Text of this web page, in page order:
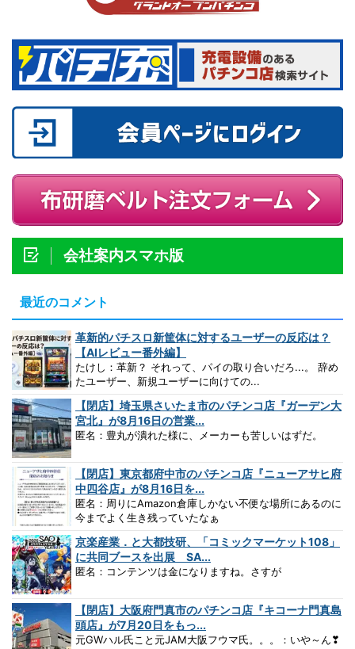
会社案内スマホ版
最近のコメント
革新的パチスロ新筐体に対するユーザーの反応は？
【AIレビュー番外編】
たけし：革新？ それって、パイの取り合いだろ...。 辞め
たユーザー、新規ユーザーに向けての...
【閉店】埼玉県さいたま市のパチンコ店『ガーデン大
宮北』が8月16日の営業...
匿名：豊丸が潰れた様に、メーカーも苦しいはずだ。
【閉店】東京都府中市のパチンコ店『ニューアサヒ府
中四谷店』が8月16日を...
匿名：周りにAmazon倉庫しかない不便な場所にあるのに
今までよく生き残っていたなぁ
京楽産業．と大都技研、「コミックマーケット108」
に共同ブースを出展 SA...
匿名：コンテンツは金になりますね。さすが
【閉店】大阪府門真市のパチンコ店『キコーナ門真島
頭店』が7月20日をもっ...
元GWハル氏こと元JAM大阪フウマ氏。。。：いや～ん❣